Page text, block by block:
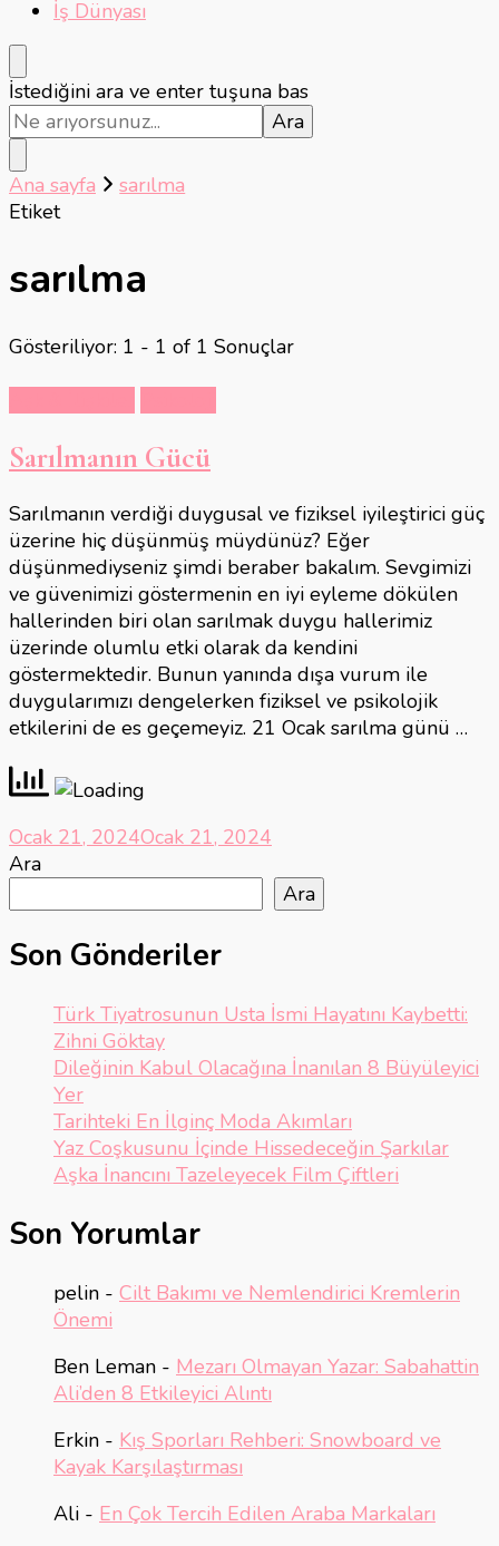
İş Dünyası
Bir
şey
mi
arıyorsunuz?
İstediğini ara ve enter tuşuna bas
Ana sayfa
sarılma
Etiket
sarılma
Gösteriliyor: 1 - 1 of 1 Sonuçlar
Sarılmanın Gücü
Sarılmanın verdiği duygusal ve fiziksel iyileştirici güç
üzerine hiç düşünmüş müydünüz? Eğer
düşünmediyseniz şimdi beraber bakalım. Sevgimizi
ve güvenimizi göstermenin en iyi eyleme dökülen
hallerinden biri olan sarılmak duygu hallerimiz
üzerinde olumlu etki olarak da kendini
göstermektedir. Bunun yanında dışa vurum ile
duygularımızı dengelerken fiziksel ve psikolojik
etkilerini de es geçemeyiz. 21 Ocak sarılma günü …
Ocak 21, 2024Ocak 21, 2024
Ara
Ara
Son Gönderiler
Türk Tiyatrosunun Usta İsmi Hayatını Kaybetti:
Zihni Göktay
Dileğinin Kabul Olacağına İnanılan 8 Büyüleyici
Yer
Tarihteki En İlginç Moda Akımları
Yaz Coşkusunu İçinde Hissedeceğin Şarkılar
Aşka İnancını Tazeleyecek Film Çiftleri
Son Yorumlar
pelin - Cilt Bakımı ve Nemlendirici Kremlerin
Önemi
Ben Leman - Mezarı Olmayan Yazar: Sabahattin
Ali’den 8 Etkileyici Alıntı
Erkin - Kış Sporları Rehberi: Snowboard ve
Kayak Karşılaştırması
Ali - En Çok Tercih Edilen Araba Markaları